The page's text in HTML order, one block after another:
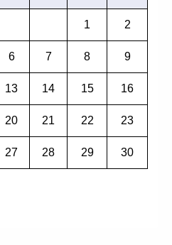
1 2
6 7 8 9
13 14 15 16
20 21 22 23
27 28 29 30